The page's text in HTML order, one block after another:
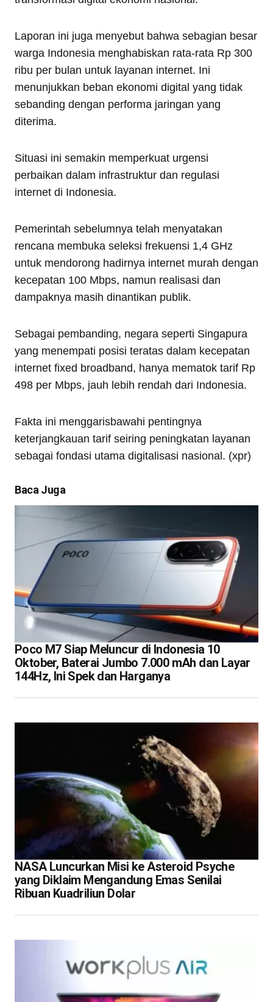
Laporan ini juga menyebut bahwa sebagian besar
warga Indonesia menghabiskan rata-rata Rp 300
ribu per bulan untuk layanan internet. Ini
menunjukkan beban ekonomi digital yang tidak
sebanding dengan performa jaringan yang
diterima.
Situasi ini semakin memperkuat urgensi
perbaikan dalam infrastruktur dan regulasi
internet di Indonesia.
Pemerintah sebelumnya telah menyatakan
rencana membuka seleksi frekuensi 1,4 GHz
untuk mendorong hadirnya internet murah dengan
kecepatan 100 Mbps, namun realisasi dan
dampaknya masih dinantikan publik.
Sebagai pembanding, negara seperti Singapura
yang menempati posisi teratas dalam kecepatan
internet fixed broadband, hanya mematok tarif Rp
498 per Mbps, jauh lebih rendah dari Indonesia.
Fakta ini menggarisbawahi pentingnya
keterjangkauan tarif seiring peningkatan layanan
sebagai fondasi utama digitalisasi nasional. (xpr)
Baca Juga
Poco M7 Siap Meluncur di Indonesia 10
Oktober, Baterai Jumbo 7.000 mAh dan Layar
144Hz, Ini Spek dan Harganya
NASA Luncurkan Misi ke Asteroid Psyche
yang Diklaim Mengandung Emas Senilai
Ribuan Kuadriliun Dolar